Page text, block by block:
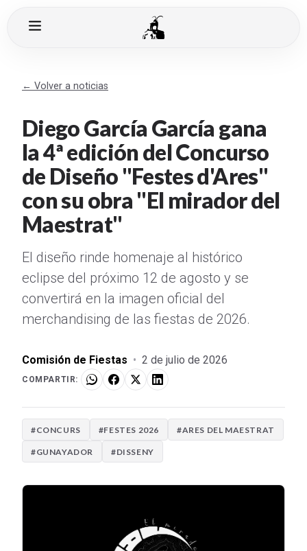
← Volver a noticias
Diego García García gana
la 4ª edición del Concurso
de Diseño "Festes d'Ares"
con su obra "El mirador del
Maestrat"
El diseño rinde homenaje al histórico
eclipse del próximo 12 de agosto y se
convertirá en la imagen oficial del
merchandising de las fiestas de 2026.
Comisión de Fiestas • 2 de julio de 2026
COMPARTIR:
#CONCURS #FESTES 2026 #ARES DEL MAESTRAT
#GUNAYADOR #DISSENY